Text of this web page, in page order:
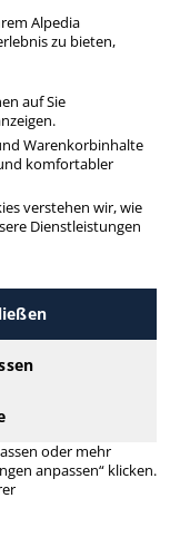
günstigen
Alpedia
zu bieten,
auf Sie
Warenkorbinhalte
komfortabler
verstehen wir, wie
Dienstleistungen
oder mehr
anpassen“ klicken.